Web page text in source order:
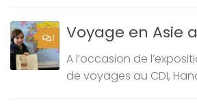
1 Voyage en Asie
A l’occasion de
de voyages au CDI,